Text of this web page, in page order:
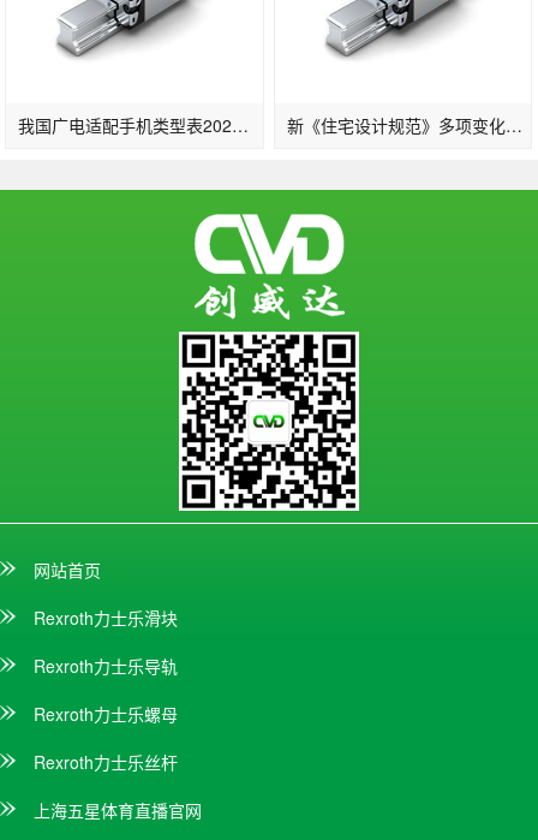
我国广电适配手机类型表2022一览：支撑的手机品牌及晋级时刻发布(2) 新《住宅设计规范》多项变化：2层及以上住宅设置电梯明确担架电梯尺寸…
网站首页
Rexroth力士乐滑块
Rexroth力士乐导轨
Rexroth力士乐螺母
Rexroth力士乐丝杆
上海五星体育直播官网